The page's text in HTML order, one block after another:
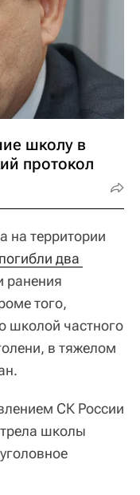
школу в
протокол
на территории
погибли два
ранения
того,
школой частного
в тяжелом
СК России
школы